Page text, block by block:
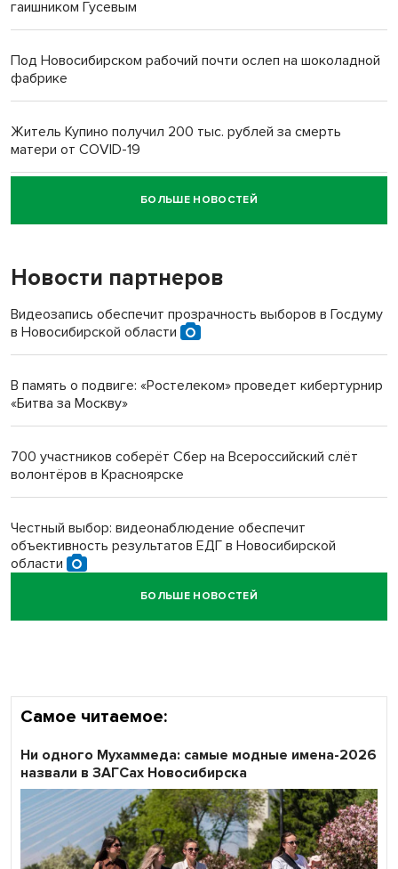
гаишником Гусевым
Под Новосибирском рабочий почти ослеп на шоколадной
фабрике
Житель Купино получил 200 тыс. рублей за смерть
матери от COVID-19
Новосибирский суд наказал водителя за смерть
пенсионерки на вокзале
«Мы живём на пастбище!»: в новосибирском селе лошади
терроризируют жителей
Инвалид получил условный срок за избиение врачей
Новосибирский преподаватель с женой вошли в топ-16
Обновлённое отделение ВТБ открылось в Искитиме
БОЛЬШЕ НОВОСТЕЙ
Новости партнеров
Видеозапись обеспечит прозрачность выборов в Госдуму
в Новосибирской области
В память о подвиге: «Ростелеком» проведет кибертурнир
«Битва за Москву»
700 участников соберёт Сбер на Всероссийский слёт
волонтёров в Красноярске
Честный выбор: видеонаблюдение обеспечит
объективность результатов ЕДГ в Новосибирской
области
Кибертанки пошли в бой: «Ростелеком» объявляет
БОЛЬШЕ НОВОСТЕЙ
Самое читаемое:
Ни одного Мухаммеда: самые модные имена-2026
назвали в ЗАГСах Новосибирска